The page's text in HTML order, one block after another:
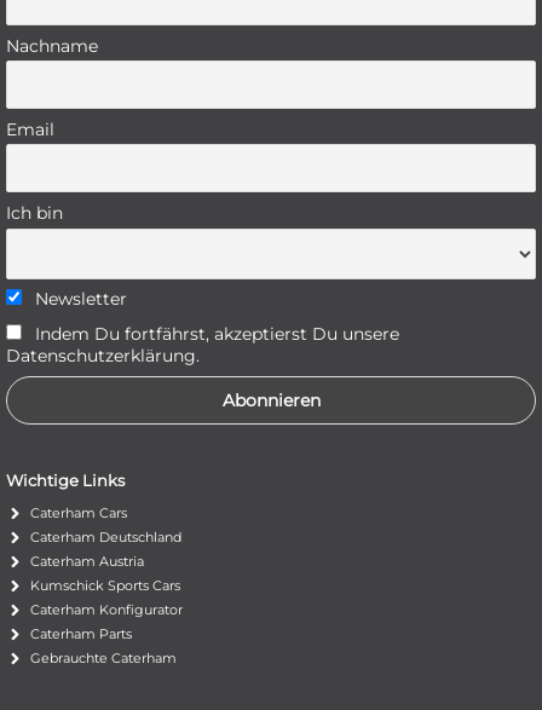
Nachname
Email
Ich bin
Newsletter
Indem Du fortfährst, akzeptierst Du unsere
Datenschutzerklärung.
Wichtige Links
Caterham Cars
Caterham Deutschland
Caterham Austria
Kumschick Sports Cars
Caterham Konfigurator
Caterham Parts
Gebrauchte Caterham